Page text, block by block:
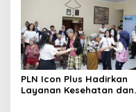
PLN Icon Plus Hadirkan
Layanan Kesehatan dan